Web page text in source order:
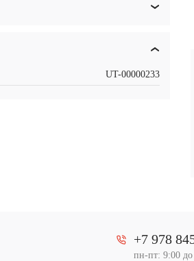
UT-00000233
+7 978
пн-пт: 9:00